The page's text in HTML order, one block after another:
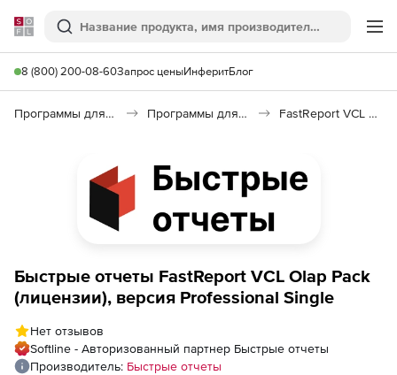
Softline
Поиск
8 (800) 200-08-60Запрос ценыИнферитБлог
Программы для программирования Программы для разработки ПО FastReport VCL Olap Pack
Быстрые отчеты FastReport VCL Olap Pack
(лицензии), версия Professional Single
Нет отзывов
Softline - Авторизованный партнер Быстрые отчеты
Производитель: Быстрые отчеты